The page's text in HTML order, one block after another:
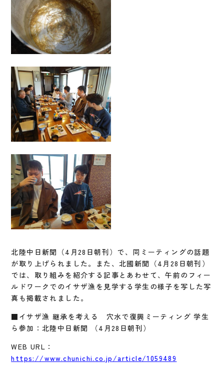
北陸中日新聞（4月28日朝刊）で、同ミーティングの話題
が取り上げられました。また、北國新聞（4月28日朝刊）
では、取り組みを紹介する記事とあわせて、午前のフィー
ルドワークでのイサザ漁を見学する学生の様子を写した写
真も掲載されました。
■イサザ漁 継承を考える 穴水で復興ミーティング 学生
ら参加：北陸中日新聞 （4月28日朝刊）
WEB URL：
https://www.chunichi.co.jp/article/1059489